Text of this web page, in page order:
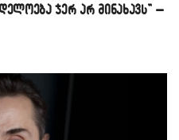
ჯერ არ მინახავს” –